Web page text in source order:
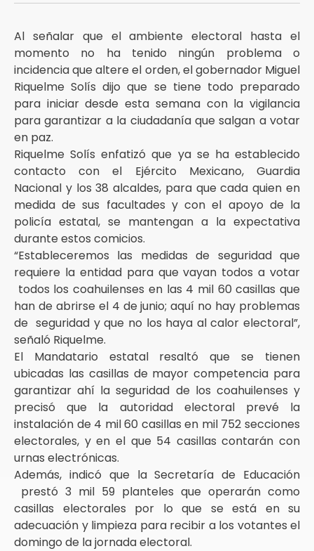
Al señalar que el ambiente electoral hasta el
momento no ha tenido ningún problema o
incidencia que altere el orden, el gobernador Miguel
Riquelme Solís dijo que se tiene todo preparado
para iniciar desde esta semana con la vigilancia
para garantizar a la ciudadanía que salgan a votar
en paz.
Riquelme Solís enfatizó que ya se ha establecido
contacto con el Ejército Mexicano, Guardia
Nacional y los 38 alcaldes, para que cada quien en
medida de sus facultades y con el apoyo de la
policía estatal, se mantengan a la expectativa
durante estos comicios.
“Estableceremos las medidas de seguridad que
requiere la entidad para que vayan todos a votar
todos los coahuilenses en las 4 mil 60 casillas que
han de abrirse el 4 de junio; aquí no hay problemas
de seguridad y que no los haya al calor electoral”,
señaló Riquelme.
El Mandatario estatal resaltó que se tienen
ubicadas las casillas de mayor competencia para
garantizar ahí la seguridad de los coahuilenses y
precisó que la autoridad electoral prevé la
instalación de 4 mil 60 casillas en mil 752 secciones
electorales, y en el que 54 casillas contarán con
urnas electrónicas.
Además, indicó que la Secretaría de Educación
prestó 3 mil 59 planteles que operarán como
casillas electorales por lo que se está en su
adecuación y limpieza para recibir a los votantes el
domingo de la jornada electoral.